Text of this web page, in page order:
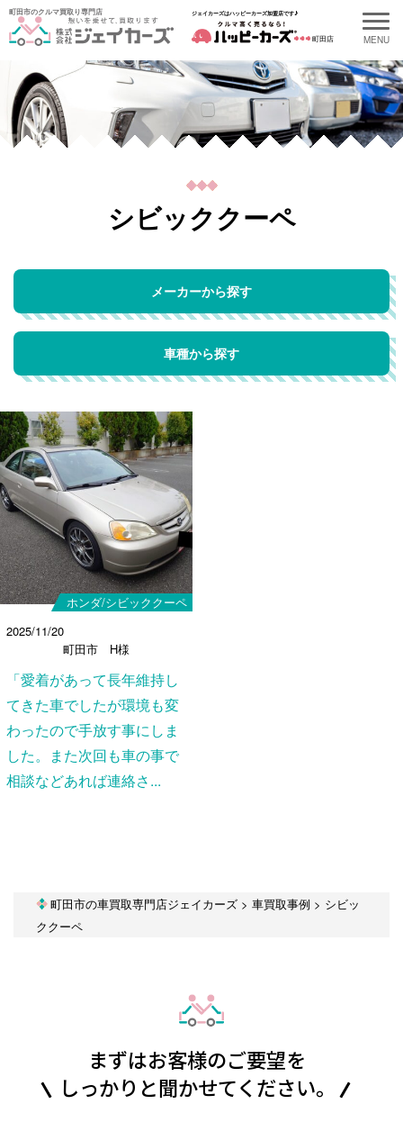
町田市のクルマ買取り専門店 ジェイカーズはハッピーカーズ加盟店です♪
町田店
シビッククーペ
メーカーから探す
車種から探す
ホンダ/シビッククーペ
2025/11/20
町田市 H様
「愛着があって長年維持し
てきた車でしたが環境も変
わったので手放す事にしま
した。また次回も車の事で
相談などあれば連絡さ...
町田市の車買取専門店ジェイカーズ> 車買取事例 > シビッ
ククーペ
まずはお客様のご要望を
しっかりと聞かせてください。